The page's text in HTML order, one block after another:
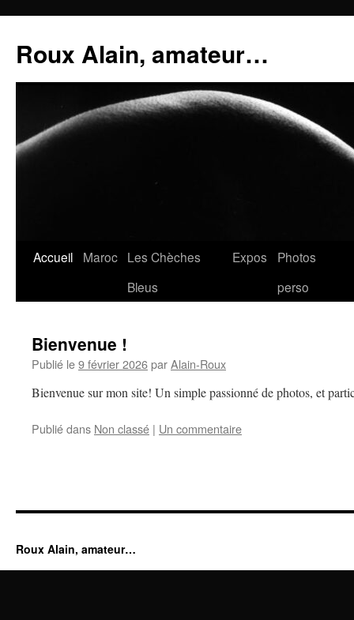
contenu
Roux Alain, amateur…
Accueil Maroc Les Chèches
Bleus
Expos
Photos
perso
Bienvenue !
Publié le9 février 2026parAlain-Roux
Bienvenue sur mon site! Un simple passionné de photos, et
Publié dans Non classé | Un commentaire
Roux Alain, amateur…